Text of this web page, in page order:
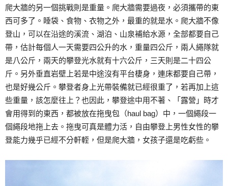
爬大牆的另一個挑戰則是重量。爬大牆需要過夜，必須攜帶的東
西可多了。睡袋、食物、衣物之外，最重的就是水。爬大牆不像
登山，可以在沿途的溪流、湖泊、山泉補給水源，全部都要自己
帶，估計每個人一天需要四公升的水，重量四公斤，兩人繩隊就
是八公斤，兩天的攀登光水就有十六公斤，三天則是二十四公
斤。另外垂直岩壁上若是中途沒有平台棲身，連床都要自己帶，
也是好幾公斤。攀登者身上光帶裝備就已經很重了，若再加上這
些重量，該怎麼往上？也因此，攀登途中用不著、「露營」時才
會用得到的東西，都被放在拖曳包（haul bag）中，一個繩段一
個繩段地拖上去。拖曳可真是體力活，自由攀登上男性女性的攀
登能力幾乎已經不分軒輊，但是爬大牆，女孩子還是吃虧些。